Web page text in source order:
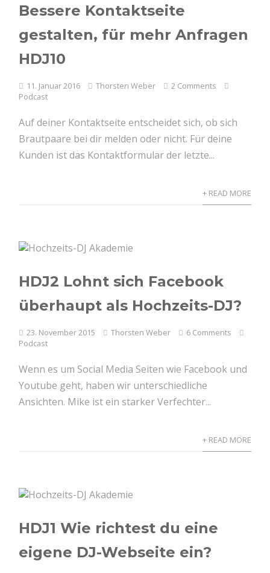
Bessere Kontaktseite
gestalten, für mehr Anfragen
HDJ10
11. Januar 2016 Thorsten Weber
2 Comments
Podcast
Auf deiner Kontaktseite entscheidet sich, ob sich
Brautpaare bei dir melden oder nicht. Für deine
Kunden ist das Kontaktformular der letzte...
+ READ MORE
HDJ2 Lohnt sich Facebook
überhaupt als Hochzeits-DJ?
23. November 2015 Thorsten Weber
6 Comments
Podcast
Wenn es um Social Media Seiten wie Facebook und
Youtube geht, haben wir unterschiedliche
Ansichten. Mike ist ein starker Verfechter...
+ READ MORE
HDJ1 Wie richtest du eine
eigene DJ-Webseite ein?